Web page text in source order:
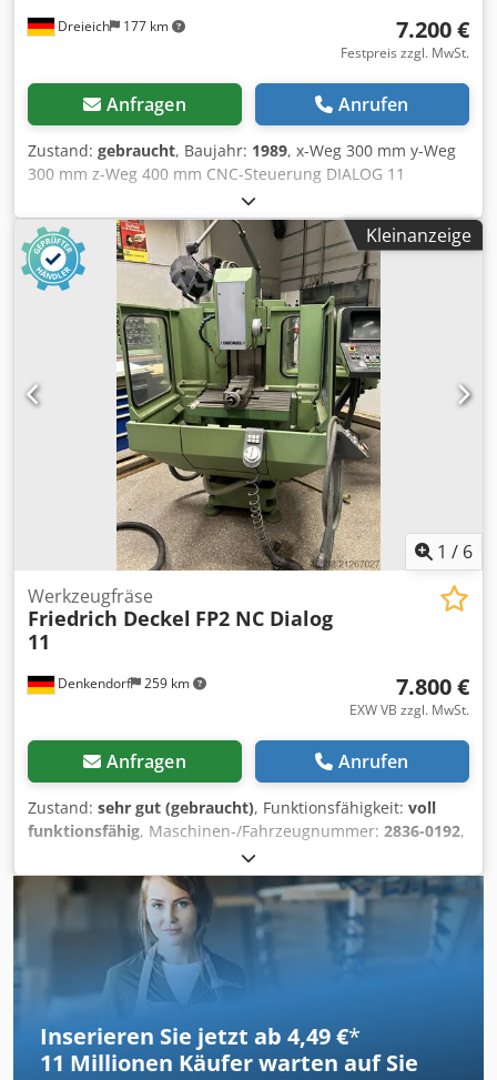
Dreieich 177 km 7.200 €
Festpreis zzgl. MwSt.
Anfragen Anrufen
Zustand: gebraucht, Baujahr: 1989, x-Weg 300 mm y-Weg
300 mm z-Weg 400 mm CNC-Steuerung DIALOG 11
Spindelaufnahme ISO 40 Spindeldrehzahlen 31 - 5.000
U/min Tischgröße 620 x 390 mm Tischbelastung 250 kg
Antriebsleistung 5,5 kW Vorschübe stufenlos 2 - 6.000
mm/min Pinolenhub 80 mm Betriebsspannung 380 V
Dcedpfex Ndbqox Ad Sok Gesamtleistungsbedarf 11,0 kVA
Maschinengewicht ca. 1,65 t Raumbedarf ca. 1,85 x 1,90 x
1,80 m Elektroschrank 1,35 x 0,70 x 1,70 m - Fabrik-Nr.:
2836-0283 - Steuerung: DIALOG 11 - elektr. Handrad -
horiz. Frässpindel - Kühlmitteleinrichtung
Kleinanzeige
1 / 6
Denkendorf 259 km
Werkzeugfräse
Friedrich Deckel FP2 NC Dialog
11
7.800 €
EXW VB zzgl. MwSt.
Anfragen Anrufen
Zustand: sehr gut (gebraucht), Funktionsfähigkeit: voll
funktionsfähig, Maschinen-/Fahrzeugnummer: 2836-0192,
Maschine in gutem Gebrauchten Zustand, Steuerung
Dialog 11 war bis zuletzt in der eigenen Werkstatt nur
selten in Betrieb. Dsdpfx Adjylawxj Sock
Unterlagen/Handbücher etc. sind Vorhanden. Weiters
Zubehör, Fräser, Nullpunkttaster etc. kann optional
Erworben werden.
Inserieren Sie jetzt ab 4,49 €*
11 Millionen Käufer warten auf Sie